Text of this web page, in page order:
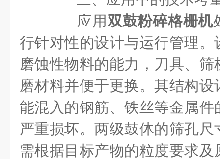
应用双鼓粉碎格栅机
行针对性的设计与运行管理
磨蚀性物料的能力，刀具、
磨材料并便于更换。其结构
能混入的钢筋、铁丝等金属
严重损坏。两级鼓体的筛孔
需根据目标产物的粒度要求